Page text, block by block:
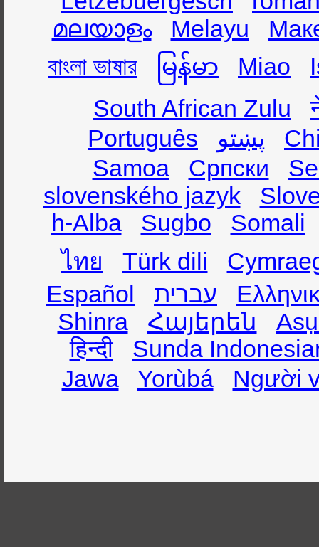
മലയാളം
Melayu
বাংলা ভাষার
မြန်မာ Miao
South African Zulu
Português
پښتو
Samoa
Српски
slovenského jazyk
h-Alba
Sugbo
Somali
ไทย
Türk dili
Español
עברית
Shinra
Հայերեն
हिन्दी
Sunda
Jawa
Yorùbá Người